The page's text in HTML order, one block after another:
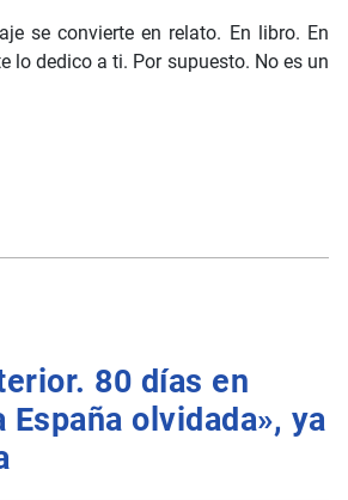
se convierte en relato. En libro. En
lo dedico a ti. Por supuesto. No es un
80 días en
olvidada», ya